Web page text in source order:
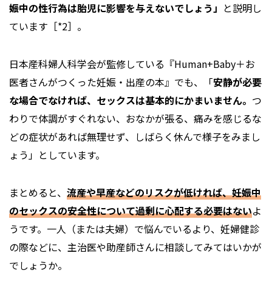
娠中の性行為は胎児に影響を与えないでしょう」 と説明し
ています［*2］。
日本産科婦人科学会が監修している『Human+Baby＋お
医者さんがつくった妊娠・出産の本』でも、「安静が必要
な場合でなければ、セックスは基本的にかまいません。 つ
わりで体調がすぐれない、おなかが張る、痛みを感じるな
どの症状があれば無理せず、しばらく休んで様子をみまし
ょう」としています。
まとめると、 流産や早産などのリスクが低ければ、妊娠中
のセックスの安全性について過剰に心配する必要はないよ
うです。一人（または夫婦）で悩んでいるより、妊婦健診
の際などに、主治医や助産師さんに相談してみてはいかが
でしょうか。